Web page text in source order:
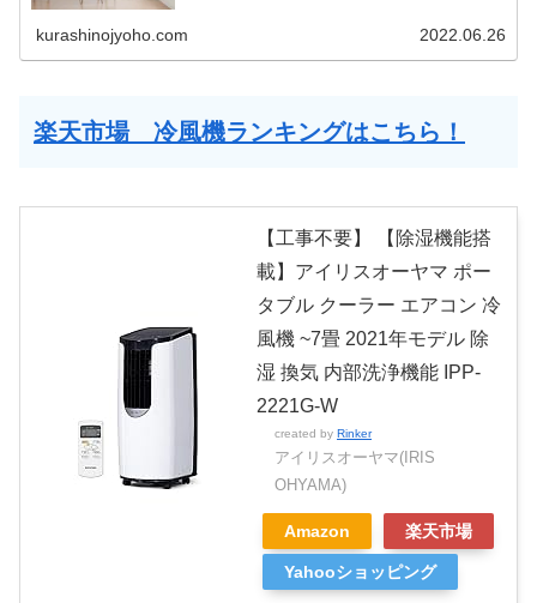
kurashinojyoho.com 2022.06.26
楽天市場 冷風機ランキングはこちら！
【工事不要】 【除湿機能搭
載】アイリスオーヤマ ポー
タブル クーラー エアコン 冷
風機 ~7畳 2021年モデル 除
湿 換気 内部洗浄機能 IPP-
2221G-W
created by Rinker
アイリスオーヤマ(IRIS
OHYAMA)
Amazon 楽天市場
Yahooショッピング